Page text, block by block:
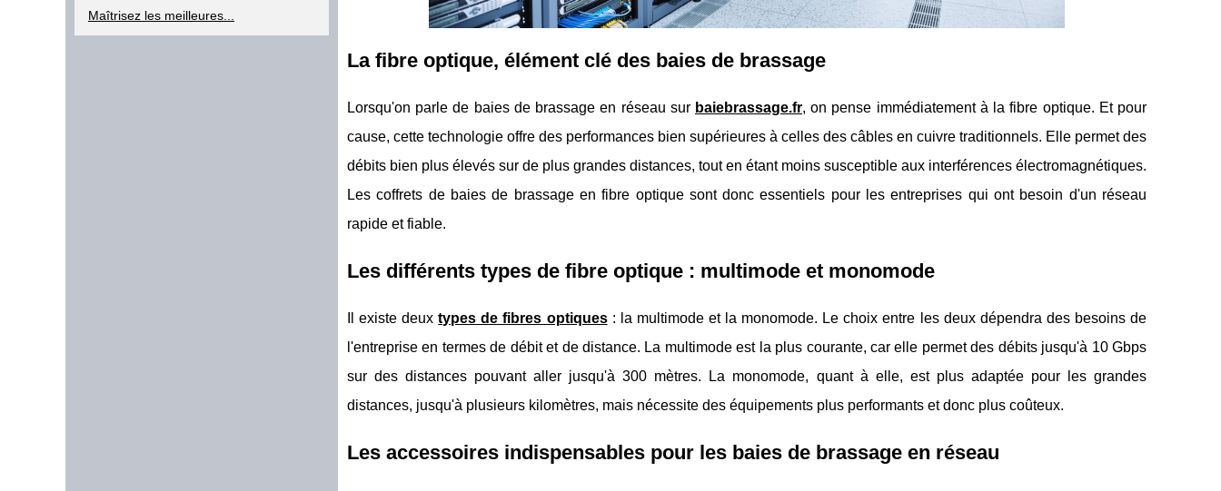
La fibre optique, élément clé des baies de brassage
Lorsqu'on parle de baies de brassage en réseau sur baiebrassage.fr, on pense immédiatement à la fibre optique. Et pour
cause, cette technologie offre des performances bien supérieures à celles des câbles en cuivre traditionnels. Elle permet des
débits bien plus élevés sur de plus grandes distances, tout en étant moins susceptible aux interférences électromagnétiques.
Les coffrets de baies de brassage en fibre optique sont donc essentiels pour les entreprises qui ont besoin d'un réseau
rapide et fiable.
Les différents types de fibre optique : multimode et monomode
Il existe deuxtypes de fibres optiques: la multimode et la monomode. Le choix entre les deux dépendra des besoins de
l'entreprise en termes de débit et de distance. La multimode est la plus courante, car elle permet des débits jusqu'à 10 Gbps
sur des distances pouvant aller jusqu'à 300 mètres. La monomode, quant à elle, est plus adaptée pour les grandes
distances, jusqu'à plusieurs kilomètres, mais nécessite des équipements plus performants et donc plus coûteux.
Les accessoires indispensables pour les baies de brassage en réseau
Maîtrisez les meilleures...